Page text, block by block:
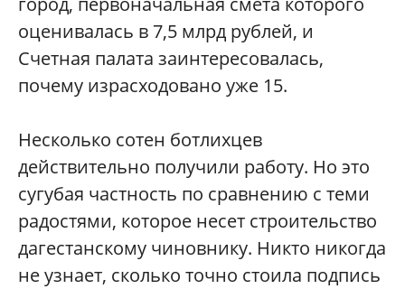
оценивалась в 7,5 млрд рублей, и
Счетная палата заинтересовалась,
почему израсходовано уже 15.
Несколько сотен ботлихцев
действительно получили работу. Но это
сугубая частность по сравнению с теми
радостями, которое несет строительство
дагестанскому чиновнику. Никто никогда
не узнает, сколько точно стоила подпись